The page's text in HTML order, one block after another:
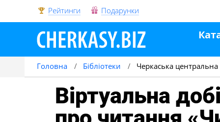
Рейтинги Подарунки
Головна Бібліотеки Черкаська центральна
Віртуальна